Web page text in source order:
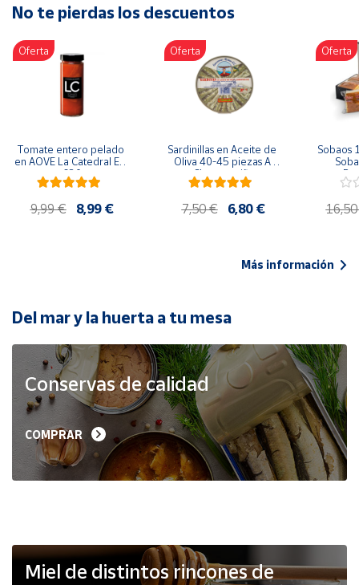
Artesanía
Oficina y
Papelería
Para Canarias,
Ceuta y Melilla
populares
Bono
Cultural
de Correos
Market
Productos
Solidarios
Ayuda
Vendedores
No te pierdas los descuentos
Oferta
Tomate entero pelado
en AOVE La Catedral ER-
630
9,99 € 8,99 €
Oferta
Sardinillas en Aceite de
Oliva 40-45 piezas A
Churrusquiña
7,50 € 6,80 €
Oferta
Sobaos
Más información
Del mar y la huerta a tu mesa
Conservas de calidad
COMPRAR
Miel de distintos rincones de